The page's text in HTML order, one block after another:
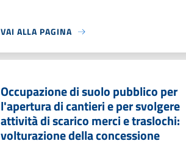
VAI ALLA PAGINA
Occupazione di suolo pubblico per
l'apertura di cantieri e per svolgere
attività di scarico merci e traslochi:
volturazione della concessione